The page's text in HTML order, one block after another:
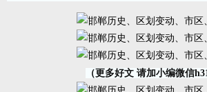
（更多好文 请加小编微信